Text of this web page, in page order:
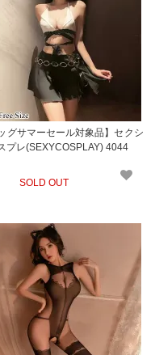
ッグサマーセール対象品】セクシ
プレ(SEXYCOSPLAY) 4044
SOLD OUT